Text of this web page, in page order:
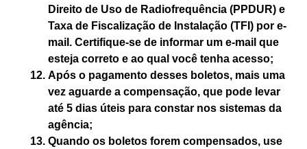
Direito de Uso de Radiofrequência (PPDUR) e
Taxa de Fiscalização de Instalação (TFI) por e-
mail. Certifique-se de informar um e-mail que
esteja correto e ao qual você tenha acesso;
Após o pagamento desses boletos, mais uma
vez aguarde a compensação, que pode levar
até 5 dias úteis para constar nos sistemas da
agência;
Quando os boletos forem compensados, use